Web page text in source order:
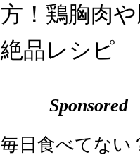
方！鶏胸肉
絶品レシピ
Sponsored
毎日食べてない